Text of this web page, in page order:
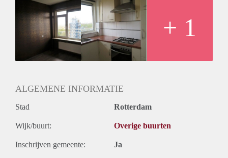
+ 1
ALGEMENE INFORMATIE
Stad Rotterdam
Wijk/buurt: Overige buurten
Inschrijven gemeente: Ja